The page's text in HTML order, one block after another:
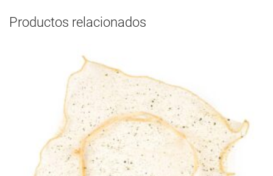
Productos relacionados